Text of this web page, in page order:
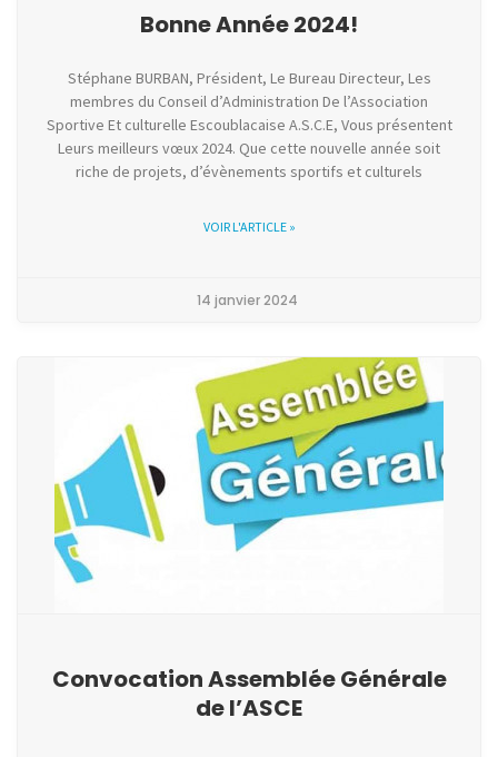
Bonne Année 2024!
Stéphane BURBAN, Président, Le Bureau Directeur, Les
membres du Conseil d’Administration De l’Association
Sportive Et culturelle Escoublacaise A.S.C.E, Vous présentent
Leurs meilleurs vœux 2024. Que cette nouvelle année soit
riche de projets, d’évènements sportifs et culturels
VOIR L'ARTICLE »
14 janvier 2024
Convocation Assemblée Générale
de l’ASCE